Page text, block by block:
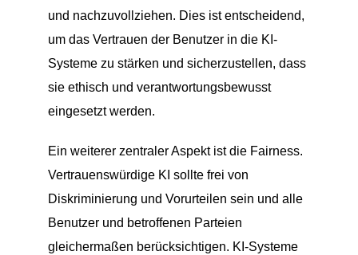
und nachzuvollziehen. Dies ist entscheidend,
um das Vertrauen der Benutzer in die KI-
Systeme zu stärken und sicherzustellen, dass
sie ethisch und verantwortungsbewusst
eingesetzt werden.
Ein weiterer zentraler Aspekt ist die Fairness.
Vertrauenswürdige KI sollte frei von
Diskriminierung und Vorurteilen sein und alle
Benutzer und betroffenen Parteien
gleichermaßen berücksichtigen. KI-Systeme